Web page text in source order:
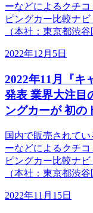
ーなどによるクチ
ピングカー比較ナ
（本社：東京都渋
2022年12月5日
2022年11月『キ
発表 業界大注目
ングカーが 初の
国内で販売されて
ーなどによるクチ
ピングカー比較ナ
（本社：東京都渋
2022年11月15日